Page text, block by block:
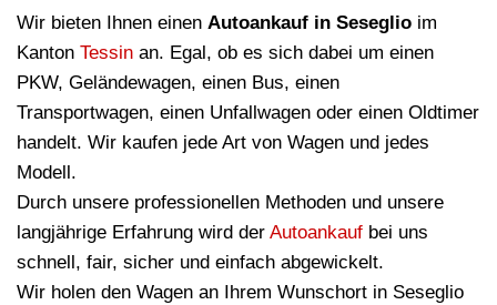
Wir bieten Ihnen einen Autoankauf in Seseglio im
Kanton Tessin an. Egal, ob es sich dabei um einen
PKW, Geländewagen, einen Bus, einen
Transportwagen, einen Unfallwagen oder einen Oldtimer
handelt. Wir kaufen jede Art von Wagen und jedes
Modell.
Durch unsere professionellen Methoden und unsere
langjährige Erfahrung wird der Autoankauf bei uns
schnell, fair, sicher und einfach abgewickelt.
Wir holen den Wagen an Ihrem Wunschort in Seseglio